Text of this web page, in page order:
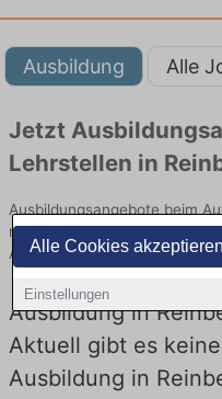
Alle Cookies akzeptieren
Einstellungen
Ausbildung Alle
Jetzt
Lehrstellen in
Ausbildungsangebote beim
namhaften Firmen.
Arbeitgebern und bewerben
Ausbildung in
Aktuell gibt es
Ausbildung in